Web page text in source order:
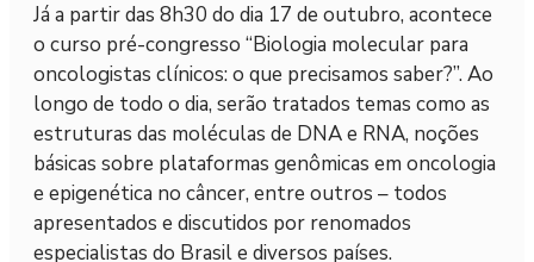
Já a partir das 8h30 do dia 17 de outubro, acontece
o curso pré-congresso “Biologia molecular para
oncologistas clínicos: o que precisamos saber?”. Ao
longo de todo o dia, serão tratados temas como as
estruturas das moléculas de DNA e RNA, noções
básicas sobre plataformas genômicas em oncologia
e epigenética no câncer, entre outros – todos
apresentados e discutidos por renomados
especialistas do Brasil e diversos países.